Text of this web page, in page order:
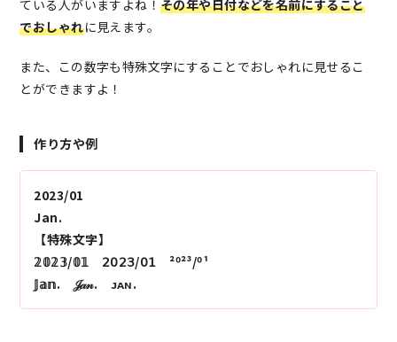
ている人がいますよね！その年や日付などを名前にすること
でおしゃれに見えます。
また、この数字も特殊文字にすることでおしゃれに見せるこ
とができますよ！
作り方や例
2023/01
Jan.
【特殊文字】
𝟚𝟘𝟚𝟛/𝟘𝟙 𝟤𝟢𝟤𝟥/𝟢𝟣 ²⁰²³/⁰¹
𝕁𝕒𝕟. 𝒥𝒶𝓃. ᴊᴀɴ.